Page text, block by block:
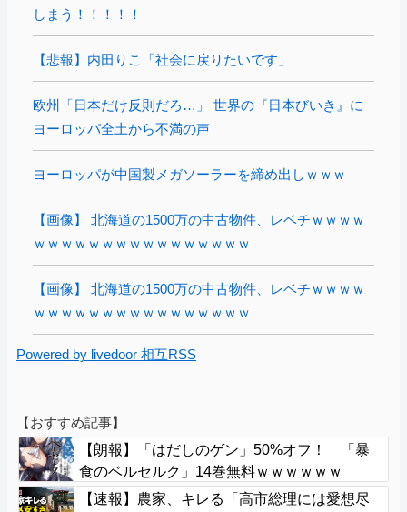
しまう！！！！！
【悲報】内田りこ「社会に戻りたいです」
欧州「日本だけ反則だろ…」 世界の『日本びいき』に
ヨーロッパ全土から不満の声
ヨーロッパが中国製メガソーラーを締め出しｗｗｗ
【画像】 北海道の1500万の中古物件、レベチｗｗｗｗ
ｗｗｗｗｗｗｗｗｗｗｗｗｗｗｗｗ
【画像】 北海道の1500万の中古物件、レベチｗｗｗｗ
ｗｗｗｗｗｗｗｗｗｗｗｗｗｗｗｗ
Powered by livedoor 相互RSS
【おすすめ記事】
【朗報】「はだしのゲン」50%オフ！ 「暴
食のベルセルク」14巻無料ｗｗｗｗｗｗ
【速報】農家、キレる「高市総理には愛想尽